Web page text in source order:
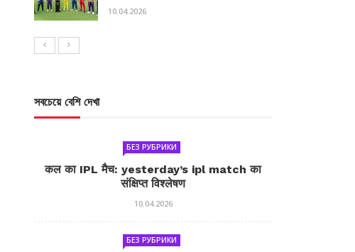
10.04.2026
সবচেয়ে বেশি দেখা
БЕЗ РУБРИКИ
कल का IPL मैच: yesterday’s ipl match का
संक्षिप्त विश्लेषण
10.04.2026
БЕЗ РУБРИКИ